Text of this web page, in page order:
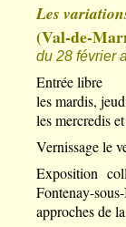
Les
(Val-de-
du 28 février
Entrée libre
les mardis,
les mercredis
Vernissage le
Exposition
Fontenay-
approches de